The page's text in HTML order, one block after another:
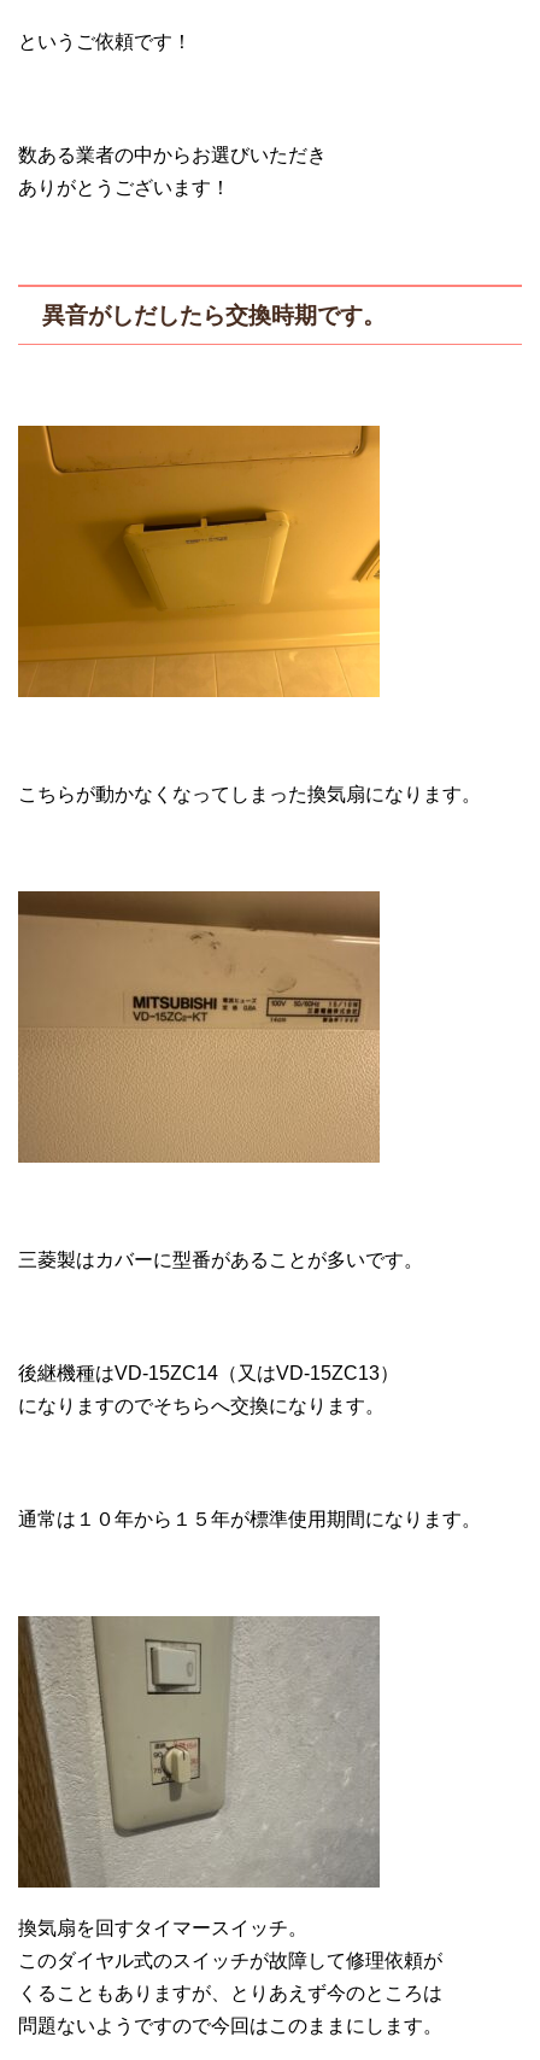
というご依頼です！
数ある業者の中からお選びいただき
ありがとうございます！
異音がしだしたら交換時期です。
こちらが動かなくなってしまった換気扇になります。
三菱製はカバーに型番があることが多いです。
後継機種はVD-15ZC14（又はVD-15ZC13）
になりますのでそちらへ交換になります。
通常は１０年から１５年が標準使用期間になります。
換気扇を回すタイマースイッチ。
このダイヤル式のスイッチが故障して修理依頼が
くることもありますが、とりあえず今のところは
問題ないようですので今回はこのままにします。